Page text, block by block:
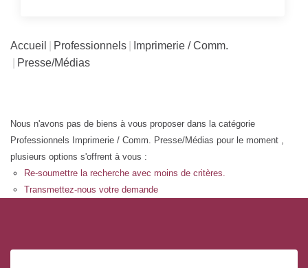
Accueil Professionnels
Imprimerie / Comm.
Presse/Médias
Nous n'avons pas de biens à vous proposer dans la catégorie
Professionnels Imprimerie / Comm. Presse/Médias pour le moment ,
plusieurs options s'offrent à vous :
Re-soumettre la recherche avec moins de critères.
Transmettez-nous votre demande